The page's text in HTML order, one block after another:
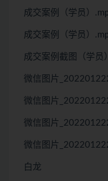
成交案例（学员）
成交案例（学员）
成交案例截图（学员）
微信图片
微信图片
微信图片
微信图片
白龙